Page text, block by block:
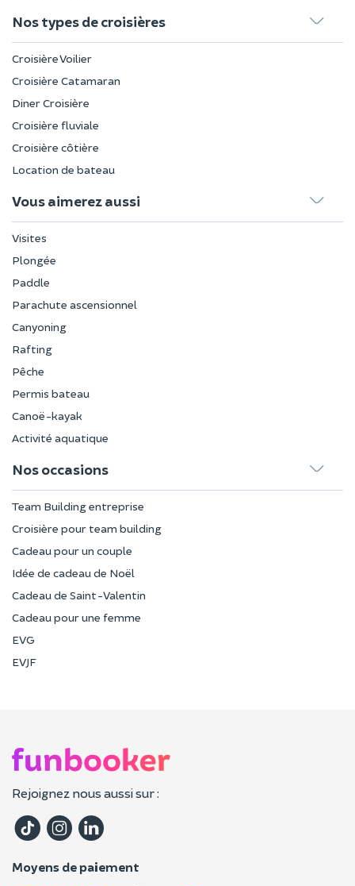
Nos types de croisières
Croisière Voilier
Croisière Catamaran
Diner Croisière
Croisière fluviale
Croisière côtière
Location de bateau
Vous aimerez aussi
Visites
Plongée
Paddle
Parachute ascensionnel
Canyoning
Rafting
Pêche
Permis bateau
Canoë-kayak
Activité aquatique
Nos occasions
Team Building entreprise
Croisière pour team building
Cadeau pour un couple
Idée de cadeau de Noël
Cadeau de Saint-Valentin
Cadeau pour une femme
EVG
EVJF
Rejoignez nous aussi sur :
Moyens de paiement